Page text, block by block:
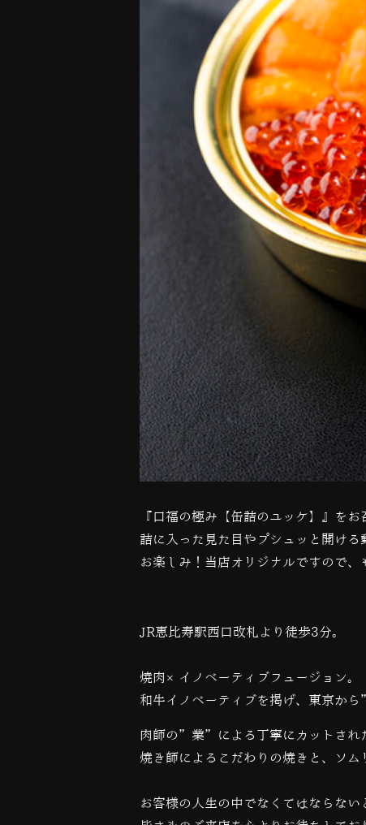
『口福の極み【缶詰のユッケ】』を
詰に入った見た目やプシュッと開け
お楽しみ！当店オリジナルですので
JR恵比寿駅西口改札より徒歩3分。
焼肉×イノベーティブフュージョン。
和牛イノベーティブを掲げ、東京か
肉師の”業”による丁寧にカットされ
焼き師によるこだわりの焼きと、ソム
お客様の人生の中でなくてはならな